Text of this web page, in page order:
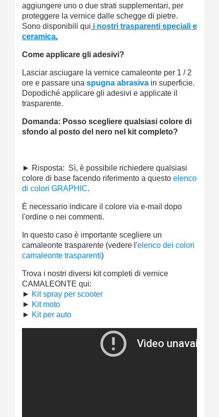
aggiungere uno o due strati supplementari, per
proteggere la vernice dalle schegge di pietre.
Sono disponibili qui i nostri trasparenti speciali e
ceramica.
Come applicare gli adesivi?
Lasciar asciugare la vernice camaleonte per 1 / 2
ore e passare una spugna abrasiva in superficie.
Dopodiché applicare gli adesivi e applicate il
trasparente.
Domanda: Posso scegliere qualsiasi colore di
sfondo al posto del nero nel kit completo?
► Risposta: Sì, è possibile richiedere qualsiasi
colore di base facendo riferimento a questo elenco
di colori GRAPHIC.
È necessario indicare il colore via e-mail dopo
l'ordine o nei commenti.
In questo caso è importante scegliere un
camaleonte trasparente (vedere l'elenco dei colori
camaleonte trasparenti)
Trova i nostri diversi kit completi di vernice
CAMALEONTE qui:
► Kit spray per scooter
► Kit moto
► Kit per auto